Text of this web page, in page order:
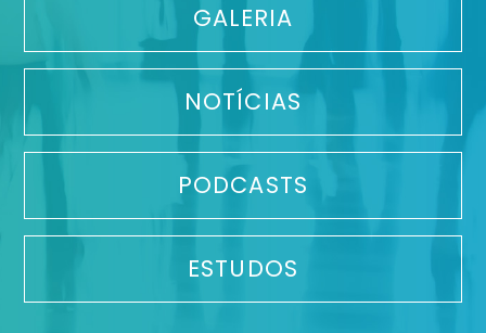
GALERIA
NOTÍCIAS
PODCASTS
ESTUDOS